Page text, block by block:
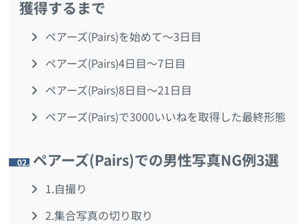
獲得するまで
ペアーズ(Pairs)を始めて～3日目
ペアーズ(Pairs)4日目～7日目
ペアーズ(Pairs)8日目～21日目
ペアーズ(Pairs)で3000いいねを取得した最終形態
2. ペアーズ(Pairs)での男性写真NG例3選
1.自撮り
2.集合写真の切り取り